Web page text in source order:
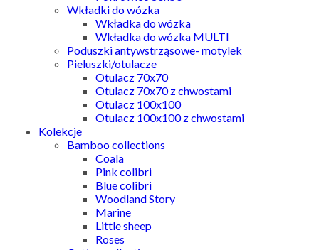
Wkładki do wózka
Wkładka do wózka
Wkładka do wózka MULTI
Poduszki antywstrząsowe- motylek
Pieluszki/otulacze
Otulacz 70x70
Otulacz 70x70 z chwostami
Otulacz 100x100
Otulacz 100x100 z chwostami
Kolekcje
Bamboo collections
Coala
Pink colibri
Blue colibri
Woodland Story
Marine
Little sheep
Roses